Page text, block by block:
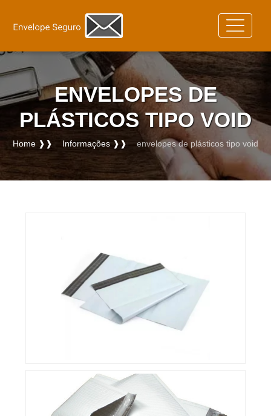
ENVELOPES DE
PLÁSTICOS TIPO VOID
Home ❱❱ Informações ❱❱ envelopes de plásticos tipo void